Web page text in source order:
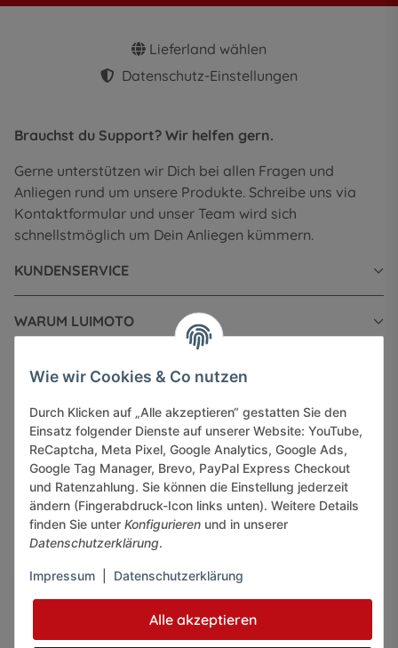
Lieferland wählen
Datenschutz-Einstellungen
Brauchst du Support? Wir helfen gern.
Gerne unterstützen wir Dich bei allen Fragen und
Anliegen rund um unsere Produkte. Schreibe uns via
Kontaktformular und unser Team wird sich
schnellstmöglich um Dein Anliegen kümmern.
KUNDENSERVICE
WARUM LUIMOTO
INFORMATIONEN
GESETZLICHE INFORMATIONEN
Sicher bezahlen via:
Wie wir Cookies & Co nutzen
Durch Klicken auf „Alle akzeptieren“ gestatten Sie den
Einsatz folgender Dienste auf unserer Website: YouTube,
ReCaptcha, Meta Pixel, Google Analytics, Google Ads,
Google Tag Manager, Brevo, PayPal Express Checkout
und Ratenzahlung. Sie können die Einstellung jederzeit
ändern (Fingerabdruck-Icon links unten). Weitere Details
finden Sie unter Konfigurieren und in unserer
Datenschutzerklärung.
Impressum Datenschutzerklärung
Alle akzeptieren